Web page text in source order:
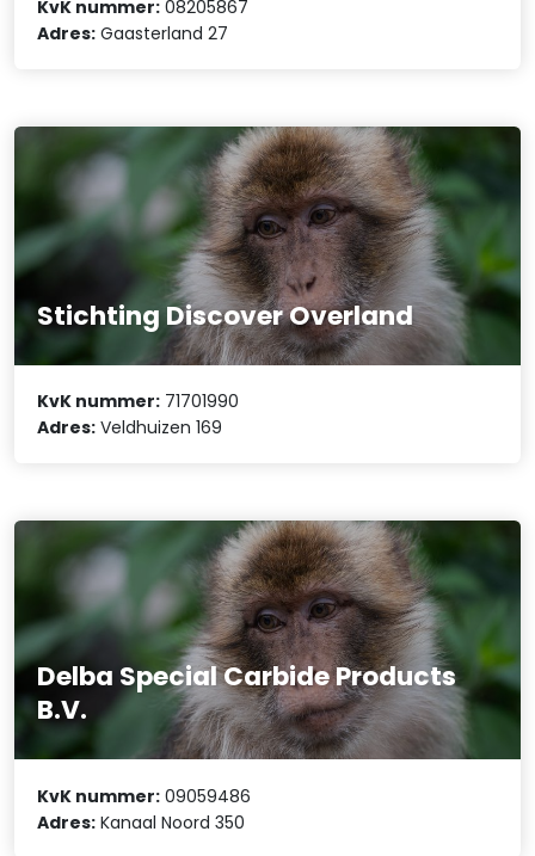
KvK nummer: 08205867
Adres: Gaasterland 27
Stichting Discover Overland
KvK nummer: 71701990
Adres: Veldhuizen 169
Delba Special Carbide Products
B.V.
KvK nummer: 09059486
Adres: Kanaal Noord 350